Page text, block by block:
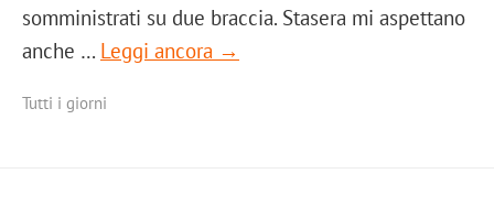
somministrati su due braccia. Stasera mi aspettano
anche … Leggi ancora →
Tutti i giorni